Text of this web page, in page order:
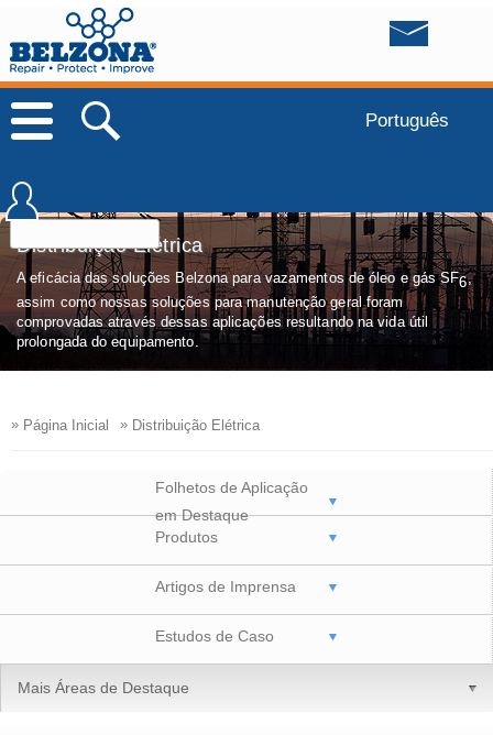
Português
Distribuição Elétrica
A eficácia das soluções Belzona para vazamentos de óleo e gás SF6,
assim como nossas soluções para manutenção geral foram
comprovadas através dessas aplicações resultando na vida útil
prolongada do equipamento.
» Página Inicial » Distribuição Elétrica
Folhetos de Aplicação
em Destaque
Produtos
Artigos de Imprensa
Estudos de Caso
Mais Áreas de Destaque